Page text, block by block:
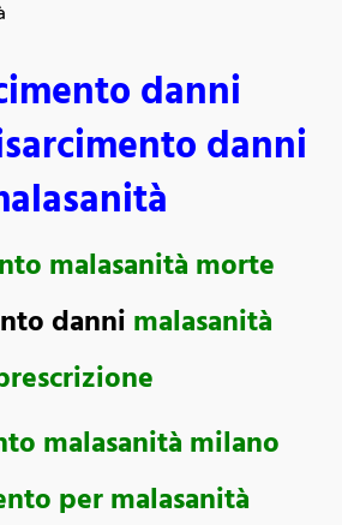
danni
danni
malasanità morte
danni malasanità
malasanità milano
per malasanità